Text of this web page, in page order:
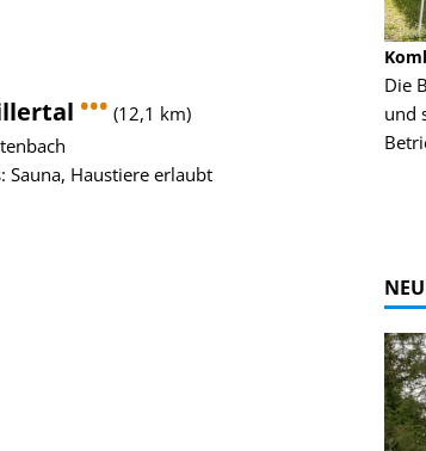
••• (12,1 km)
Sauna, Haustiere erlaubt
Coaster in Imst! Hier kannst Du Dir
des Coasters ansehen.
Die
und